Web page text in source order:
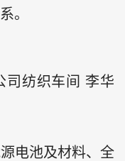
。
司纺织车间 李华
电池及材料、全